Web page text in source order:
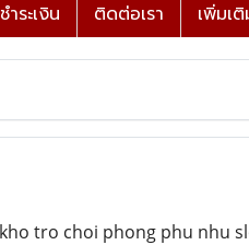
ำระเงิน ติดต่อเรา เพิ่มเ
tro choi phong phu nhu